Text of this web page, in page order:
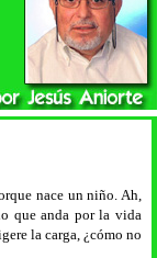
nace un niño. Ah,
que anda por la vida
la carga, ¿cómo no